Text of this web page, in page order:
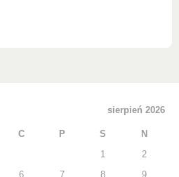
sierpień 2026
C P S N
1 2
6 7 8 9